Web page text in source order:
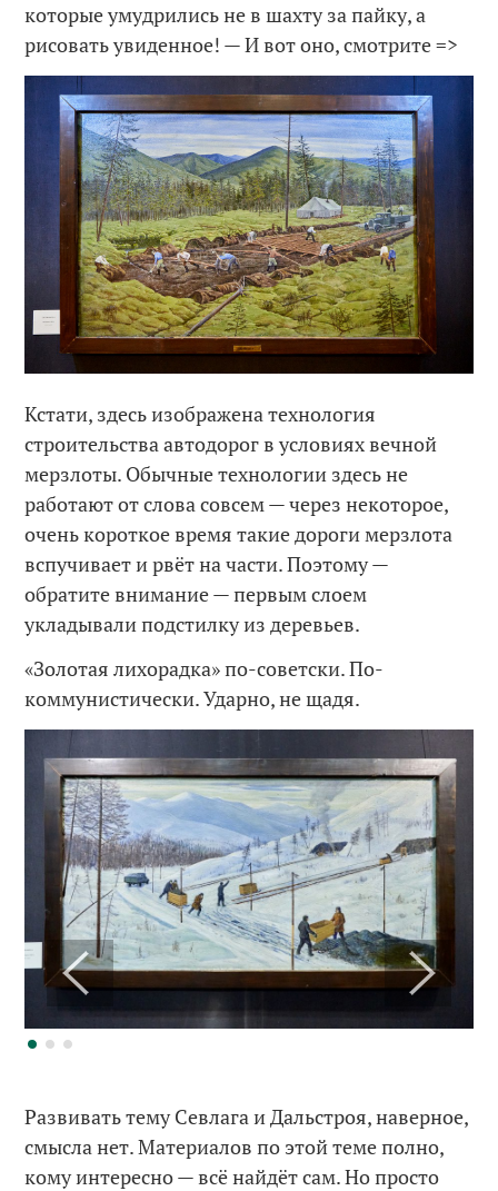
которые умудрились не в шахту за пайку, а
рисовать увиденное! — И вот оно, смотрите =>
Кстати, здесь изображена технология
строительства автодорог в условиях вечной
мерзлоты. Обычные технологии здесь не
работают от слова совсем — через некоторое,
очень короткое время такие дороги мерзлота
вспучивает и рвёт на части. Поэтому —
обратите внимание — первым слоем
укладывали подстилку из деревьев.
«Золотая лихорадка» по-советски. По-
коммунистически. Ударно, не щадя.
Развивать тему Севлага и Дальстроя, наверное,
смысла нет. Материалов по этой теме полно,
кому интересно — всё найдёт сам. Но просто